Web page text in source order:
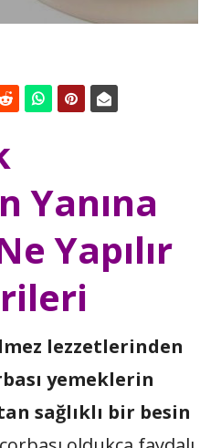
Yanına
Yapılır
lezzetlerinden
yemeklerin
sağlıklı bir besin